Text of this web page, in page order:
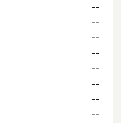
--
--
--
--
--
--
--
--